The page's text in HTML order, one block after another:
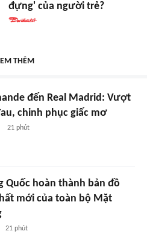
đựng' của người trẻ?
THÊM
đến Real Madrid: Vượt
chinh phục giấc mơ
21 phút
Quốc hoàn thành bản đồ
mới của toàn bộ Mặt
21 phút